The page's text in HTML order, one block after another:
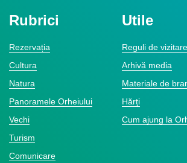
Rubrici
Rezervația
Cultura
Natura
Panoramele Orheiului
Vechi
Turism
Comunicare
Utile
Reguli de vizitare
Arhivă media
Materiale de
Hărți
Cum ajung la